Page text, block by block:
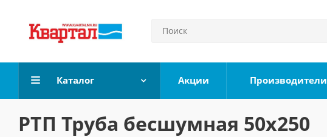
Каталог Акции Производители
РТП Труба бесшумная 50х250